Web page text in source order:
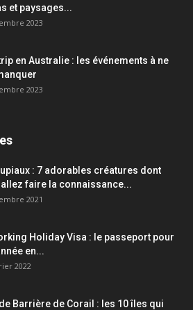
et paysages...
2023
en Australie : les événements à ne
2023
: 7 adorables créatures dont
faire la connaissance...
2021
Holiday Visa : le passeport pour
en...
2022
Barrière de Corail : les 10 îles qui